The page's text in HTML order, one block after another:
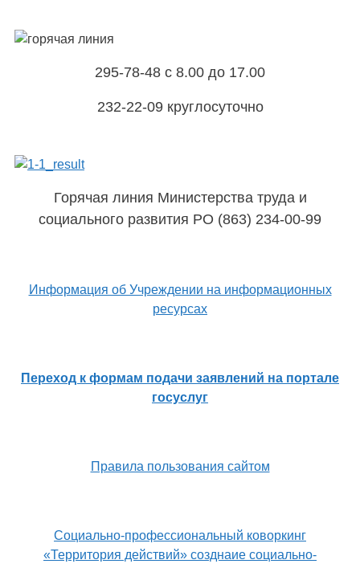
295-78-48 с 8.00 до 17.00
232-22-09 круглосуточно
Горячая линия Министерства труда и
социального развития РО (863) 234-00-99
Информация об Учреждении на информационных
ресурсах
Переход к формам подачи заявлений на портале
госуслуг
Правила пользования сайтом
Социально-профессиональный коворкинг
«Территория действий» созднаие социально-